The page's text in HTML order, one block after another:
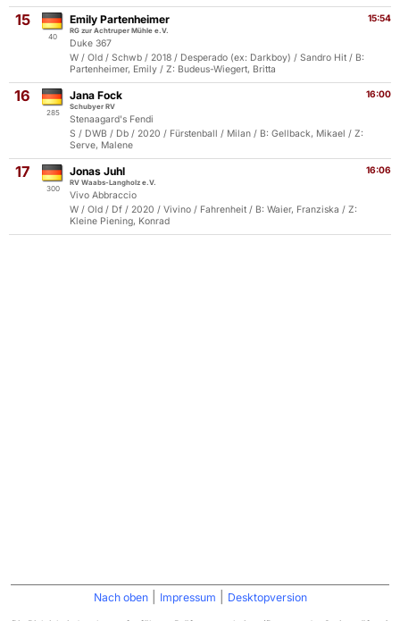
15
40
15:54
Emily Partenheimer
RG zur Achtruper Mühle e.V.
Duke 367
W / Old / Schwb / 2018 / Desperado (ex: Darkboy) / Sandro Hit / B:
Partenheimer, Emily / Z: Budeus-Wiegert, Britta
16
285
16:00
Jana Fock
Schubyer RV
Stenaagard's Fendi
S / DWB / Db / 2020 / Fürstenball / Milan / B: Gellback, Mikael / Z:
Serve, Malene
17
300
16:06
Jonas Juhl
RV Waabs-Langholz e.V.
Vivo Abbraccio
W / Old / Df / 2020 / Vivino / Fahrenheit / B: Waier, Franziska / Z:
Kleine Piening, Konrad
Nach oben Impressum Desktopversion